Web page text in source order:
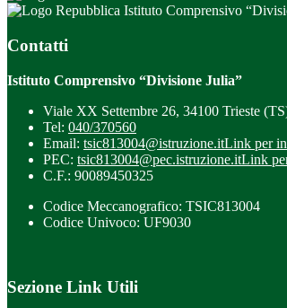
Istituto Comprensivo
Contatti
Istituto Comprensivo “Divisione Julia”
Viale XX Settembre 26, 34100 Trieste
Tel: 040/370560
Email: tsic813004@istruzione.itLink per
PEC: tsic813004@pec.istruzione.itLink
C.F.: 90089450325
Codice Meccanografico: TSIC813004
Codice Univoco: UF9030
Sezione Link Utili